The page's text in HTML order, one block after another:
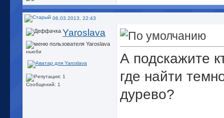
06.03.2013, 22:43
Yaroslava
ньюби
Сообщений: 1
А подскажите
где найти
дурево?